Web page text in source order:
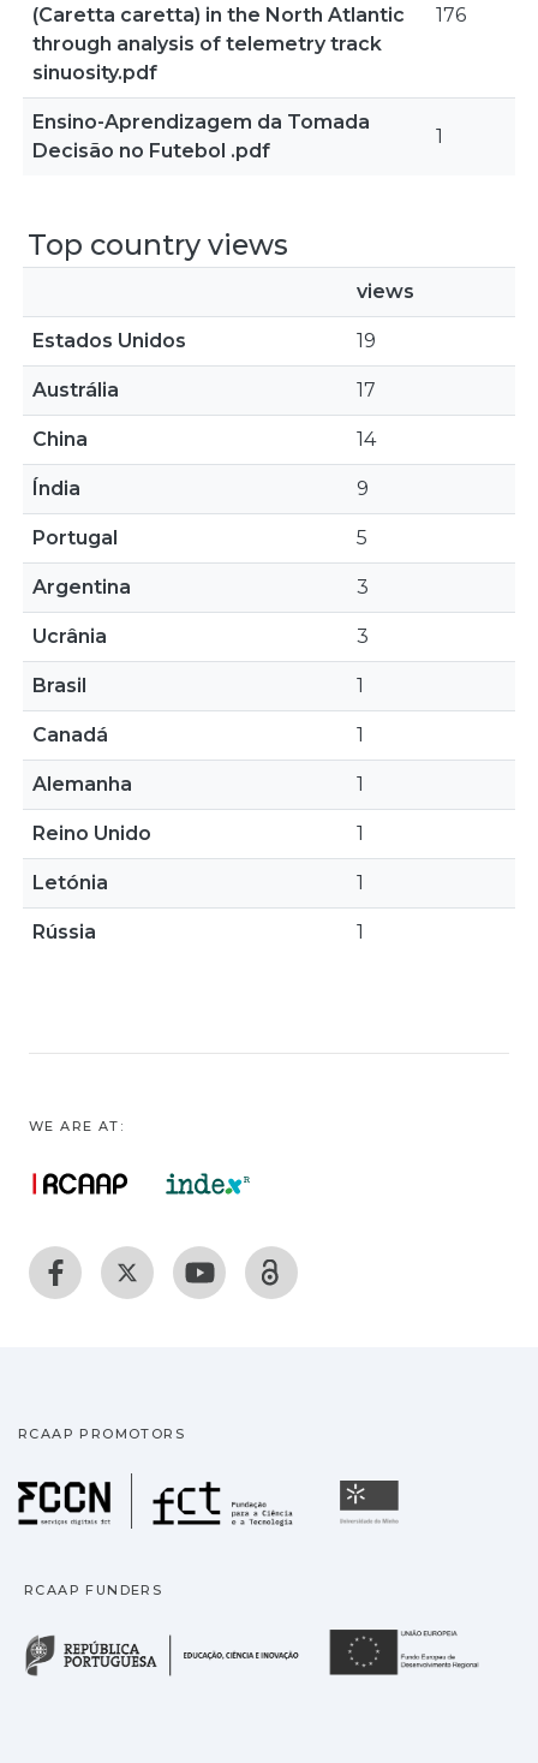
(Caretta caretta) in the North Atlantic
through analysis of telemetry track
sinuosity.pdf
176
Ensino-Aprendizagem da Tomada
Decisão no Futebol .pdf
1
Top country views
views
Estados Unidos 19
Austrália 17
China 14
Índia 9
Portugal 5
Argentina 3
Ucrânia 3
Brasil 1
Canadá 1
Alemanha 1
Reino Unido 1
Letónia 1
Rússia 1
WE ARE AT:
RCAAP PROMOTORS
Fundação para a
RCAAP FUNDERS
República Portuguesa